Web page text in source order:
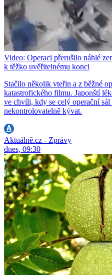
Video: Operaci přerušilo náhlé
k těžko uvěřitelnému konci
Stačilo několik vteřin a z běžné
katastrofického filmu. Japonští
ve chvíli, kdy se celý operační
nekontrolovatelně kývat.
Aktuálně.cz - Zprávy
dnes, 09:30